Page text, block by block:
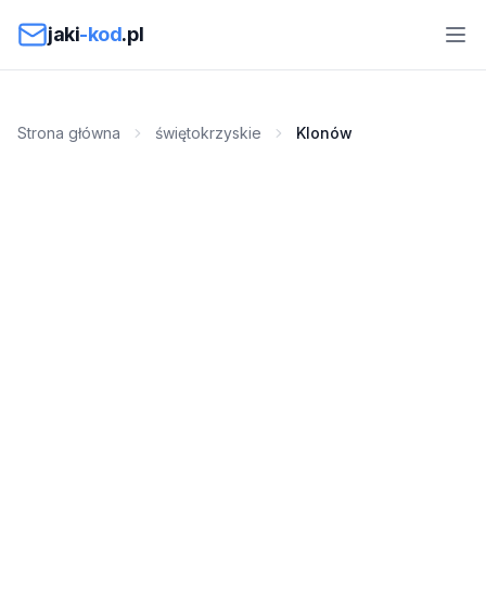
jaki-kod.pl
Strona główna świętokrzyskie Klonów